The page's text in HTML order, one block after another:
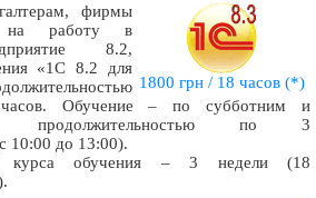
1800 грн / 18 часов (*)
фирмы
на работу в
8.2,
«1С 8.2 для
часов. Обучение – по субботним и
продолжительностью по 3
10:00 до 13:00).
курса обучения – 3 недели (18